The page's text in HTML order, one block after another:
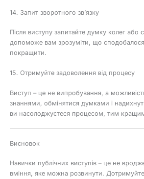
14. Запит зворотного зв’язку
Після виступу запитайте думку колег або
допоможе вам зрозуміти, що
покращити.
15. Отримуйте задоволення від процесу
Виступ – це не випробування, а
знаннями, обмінятися думками і
ви насолоджуєтеся процесом, тим
Висновок
Навички публічних виступів – це не
вміння, яке можна розвинути.